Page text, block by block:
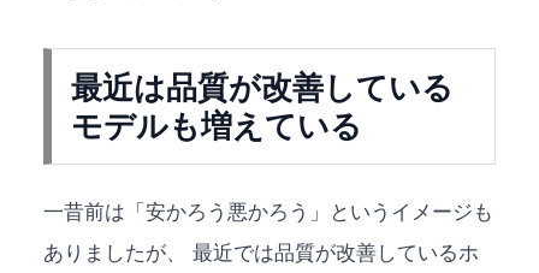
最近は品質が改善している
モデルも増えている
一昔前は「安かろう悪かろう」というイメージも
ありましたが、 最近では品質が改善しているホ